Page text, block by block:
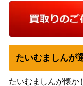
たいむましんが
たいむましんが懐か